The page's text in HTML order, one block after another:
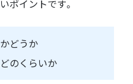
ポイントです。
どうか
のくらいか